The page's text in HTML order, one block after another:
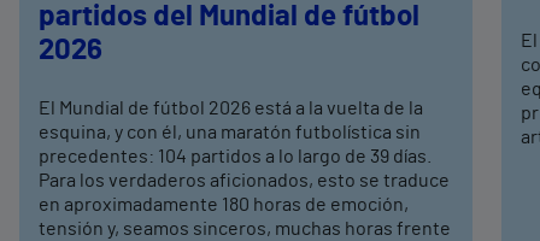
partidos del Mundial de fútbol
2026
El Mundial de fútbol 2026 está a la vuelta de la
esquina, y con él, una maratón futbolística sin
precedentes: 104 partidos a lo largo de 39 días.
Para los verdaderos aficionados, esto se traduce
en aproximadamente 180 horas de emoción,
tensión y, seamos sinceros, muchas horas frente